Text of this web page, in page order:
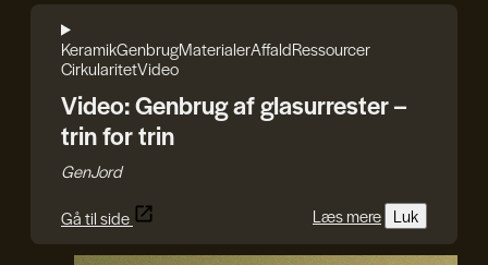
KeramikGenbrugMaterialerAffaldRessourcer
CirkularitetVideo
Video: Genbrug af glasurrester –
trin for trin
GenJord
Gå til side
Læs mere Luk